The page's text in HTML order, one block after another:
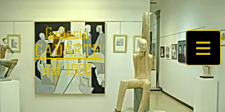
Galleria
GADARTE
dal 1956